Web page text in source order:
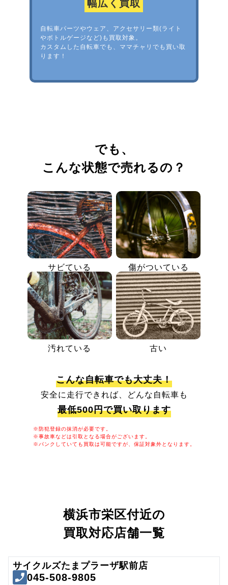
幅広く買取
自転車パーツやウェア、アクセサリー類(ライト
やボトルゲージなど)も買取対象。
カスタムした自転車でも、ママチャリでも買い取
ります！
でも、
こんな状態で売れるの？
サビている 傷がついている
汚れている 古い
こんな自転車でも大丈夫！
安全に走行できれば、どんな自転車も
最低500円で買い取ります
※防犯登録の抹消が必要です。
※事故車などは引取となる場合がございます。
※パンクしていても買取は可能ですが、保証対象外となります。
横浜市栄区付近の
買取対応店舗一覧
サイクルズたまプラーザ駅前店
045-508-9805